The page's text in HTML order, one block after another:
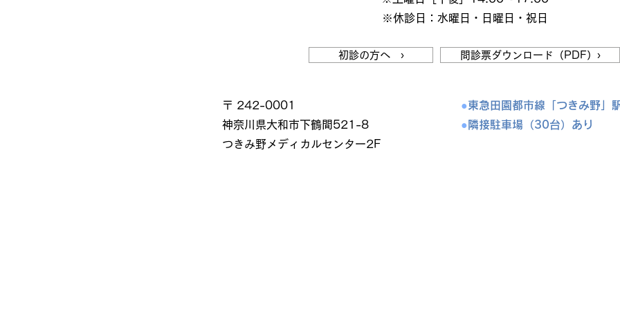
※休診日：水曜日・日曜日・祝日
初診の方へ › 問診票ダウンロード（PDF）›
〒 242-0001
神奈川県大和市下鶴間521-8
つきみ野メディカルセンター2F
●東急田園都市線「つきみ野」
● 隣接駐車場（30台）あり